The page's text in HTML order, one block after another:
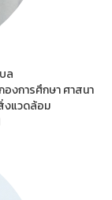
ล
งการศึกษา ศาสนา
งแวดล้อม